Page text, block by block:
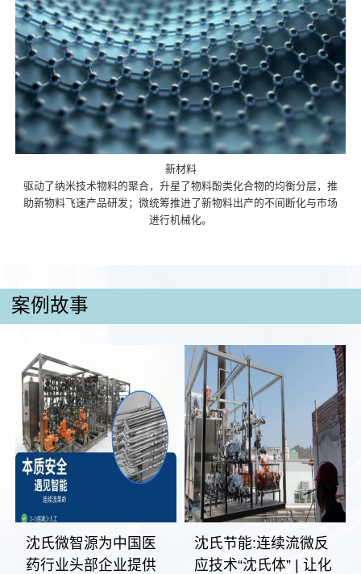
新材料
驱动了纳米技术物料的聚合，升星了物料酚类化合物的均衡分层，推
助新物料飞速产品研发；微统筹推进了新物料出产的不间断化与市场
进行机械化。
案例故事
沈氏微智源为中国医
药行业头部企业提供
沈氏节能:连续流微反
应技术“沈氏体” | 让化